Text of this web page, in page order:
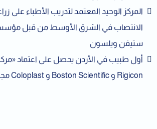
المركز الوحيد المعتمد لتدريب الأطباء على
الانتصاب في الشرق الأوسط من قبل
ستيفن ويلسون
أول طبيب في الأردن يحصل على اعتماد
Rigicon و Boston Scientific و Coloplast مجتمعةً